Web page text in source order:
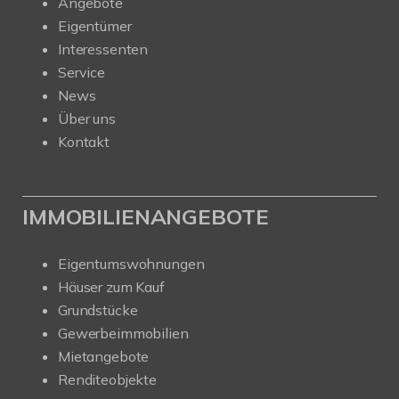
Eigentümer
Interessenten
Service
News
Über uns
Kontakt
IMMOBILIENANGEBOTE
Eigentumswohnungen
Häuser zum Kauf
Grundstücke
Gewerbeimmobilien
Mietangebote
Renditeobjekte